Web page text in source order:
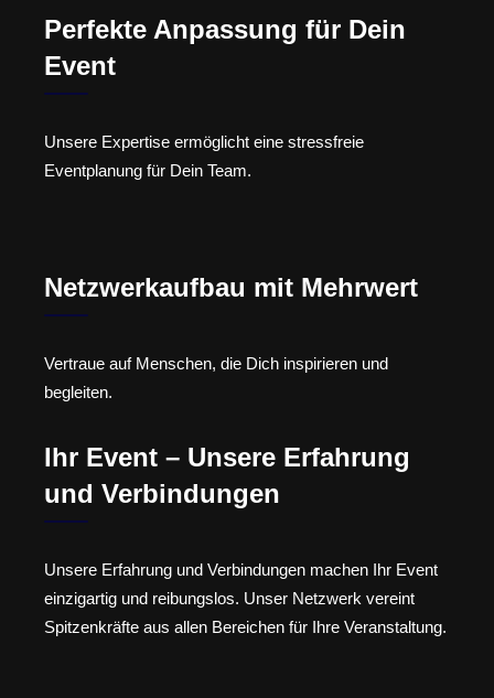
Perfekte Anpassung für Dein
Event
Unsere Expertise ermöglicht eine stressfreie
Eventplanung für Dein Team.
Netzwerkaufbau mit Mehrwert
Vertraue auf Menschen, die Dich inspirieren und
begleiten.
Ihr Event – Unsere Erfahrung
und Verbindungen
Unsere Erfahrung und Verbindungen machen Ihr Event
einzigartig und reibungslos. Unser Netzwerk vereint
Spitzenkräfte aus allen Bereichen für Ihre Veranstaltung.